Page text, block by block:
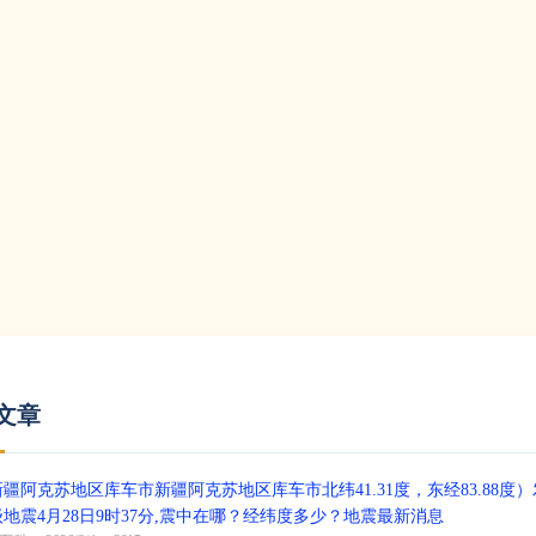
章
疆阿克苏地区库车市新疆阿克苏地区库车市北纬41.31度，东经83.88度）
地震4月28日9时37分,震中在哪？经纬度多少？地震最新消息